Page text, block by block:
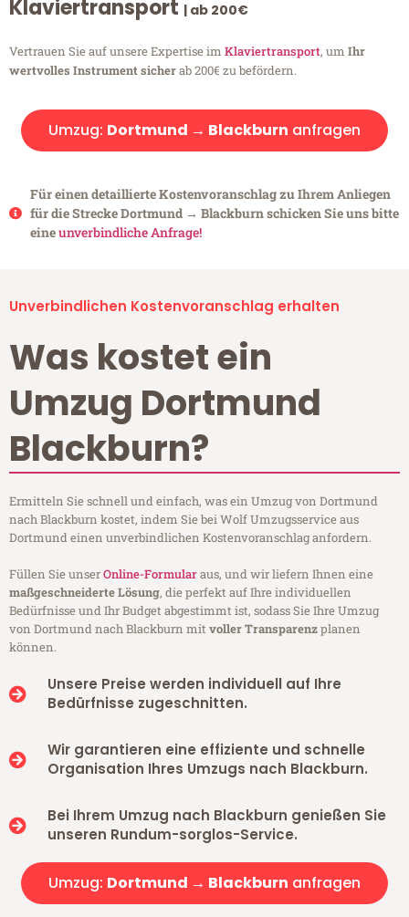
Klaviertransport | ab 200€
Vertrauen Sie auf unsere Expertise im Klaviertransport, um Ihr
wertvolles Instrument sicherab 200€ zu befördern.
Umzug: Dortmund → Blackburn anfragen
Für einen detaillierte Kostenvoranschlag zu Ihrem Anliegen
für die Strecke Dortmund → Blackburn schicken Sie uns bitte
eineunverbindliche Anfrage!
Unverbindlichen Kostenvoranschlag erhalten
Was kostet ein
Umzug Dortmund
Blackburn?
Ermitteln Sie schnell und einfach, was ein Umzug von Dortmund
nach Blackburn kostet, indem Sie bei Wolf Umzugsservice aus
Dortmund einen unverbindlichen Kostenvoranschlag anfordern.
Füllen Sie unserOnline-Formularaus, und wir liefern Ihnen eine
maßgeschneiderte Lösung, die perfekt auf Ihre individuellen
Bedürfnisse und Ihr Budget abgestimmt ist, sodass Sie Ihre Umzug
von Dortmund nach Blackburn mitvoller Transparenzplanen
können.
Unsere Preise werden individuell auf Ihre
Bedürfnisse zugeschnitten.
Wir garantieren eine effiziente und schnelle
Organisation Ihres Umzugs nach Blackburn.
Bei Ihrem Umzug nach Blackburn genießen Sie
unseren Rundum-sorglos-Service.
Umzug: Dortmund → Blackburn anfragen